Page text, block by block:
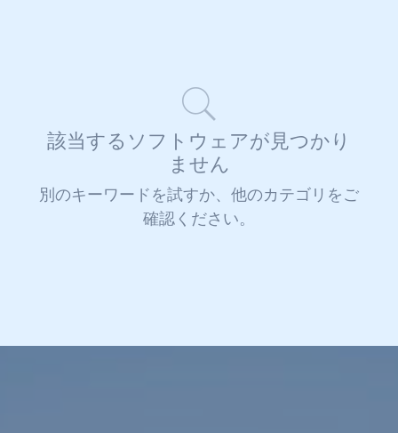
該当するソフトウェアが見つかり
ません
別のキーワードを試すか、他のカテゴリをご
確認ください。